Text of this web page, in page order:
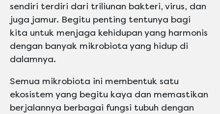
sendiri terdiri dari triliunan bakteri, virus, dan
juga jamur. Begitu penting tentunya bagi
kita untuk menjaga kehidupan yang harmonis
dengan banyak mikrobiota yang hidup di
dalamnya.
Semua mikrobiota ini membentuk satu
ekosistem yang begitu kaya dan memastikan
berjalannya berbagai fungsi tubuh dengan